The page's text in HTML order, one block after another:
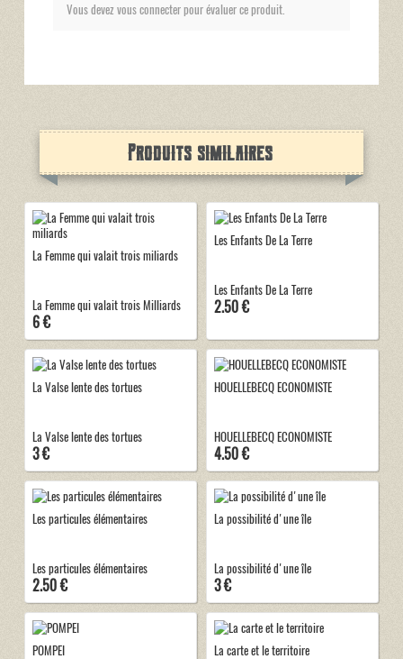
Vous devez vous connecter pour évaluer ce produit.
Produits similaires
La Femme qui valait trois miliards
La Femme qui valait trois Milliards
6 €
Les Enfants De La Terre
Les Enfants De La Terre
2.50 €
La Valse lente des tortues
La Valse lente des tortues
3 €
HOUELLEBECQ ECONOMISTE
HOUELLEBECQ ECONOMISTE
4.50 €
Les particules élémentaires
Les particules élémentaires
2.50 €
La possibilité d'une île
La possibilité d'une île
3 €
POMPEI La carte et le territoire